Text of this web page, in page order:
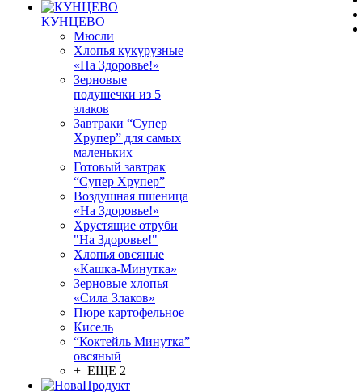
КУНЦЕВО
Мюсли
Хлопья кукурузные
«На Здоровье!»
Зерновые
подушечки из 5
злаков
Завтраки “Супер
Хрупер” для самых
маленьких
Готовый завтрак
“Супер Хрупер”
Воздушная пшеница
«На Здоровье!»
Хрустящие отруби
"На Здоровье!"
Хлопья овсяные
«Кашка-Минутка»
Зерновые хлопья
«Сила Злаков»
Пюре картофельное
Кисель
“Коктейль Минутка”
овсяный
+ ЕЩЕ 2